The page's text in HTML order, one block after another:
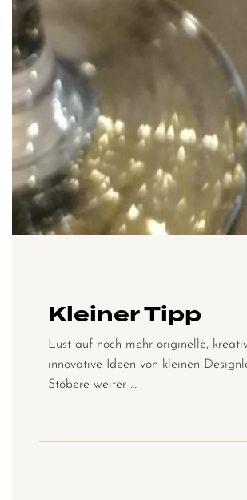
Kleiner Tipp
Lust auf noch mehr originelle,
innovative Ideen von kleinen
Stöbere weiter …